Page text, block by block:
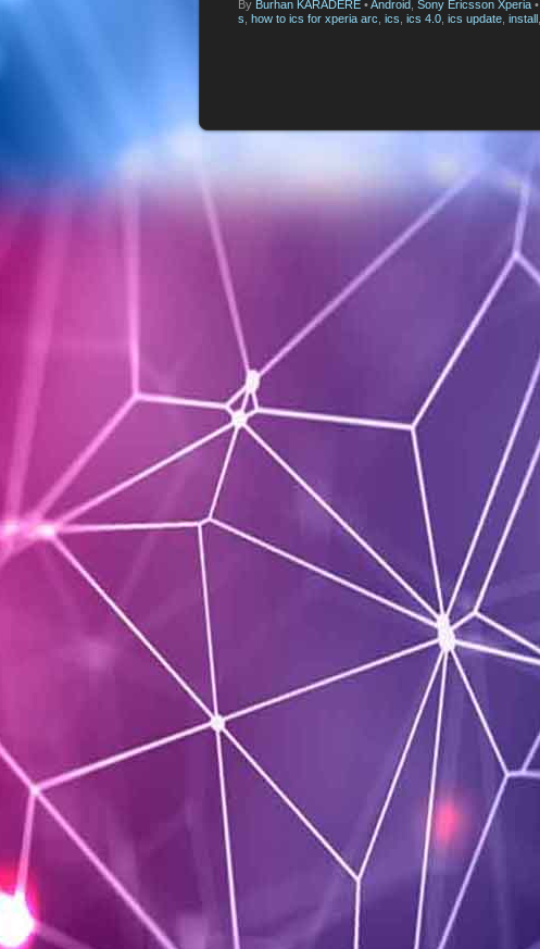
By Burhan KARADERE •Android Sony Ericsson Xperia •
s how to ics for xperia arc ics ics 4.0 ics update install